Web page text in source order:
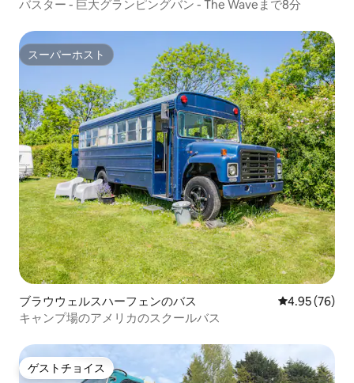
バスター - 巨大グランピングバン - The Waveまで8分
スーパーホスト
スーパーホスト
ブラウウェルスハーフェンのバス レビュー76
4.95 (76)
キャンプ場のアメリカのスクールバス
ゲストチョイス
ゲストチョイス